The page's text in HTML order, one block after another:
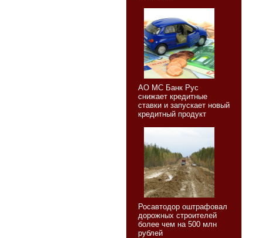
АО МС Банк Рус
снижает кредитные
ставки и запускает новый
кредитный продукт
Росавтодор оштрафовал
дорожных строителей
более чем на 500 млн
рублей